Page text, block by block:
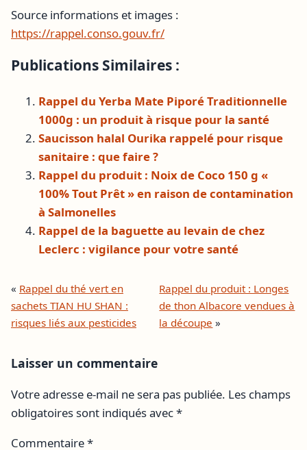
Source informations et images :
https://rappel.conso.gouv.fr/
Publications Similaires :
Rappel du Yerba Mate Piporé Traditionnelle
1000g : un produit à risque pour la santé
Saucisson halal Ourika rappelé pour risque
sanitaire : que faire ?
Rappel du produit : Noix de Coco 150 g «
100% Tout Prêt » en raison de contamination
à Salmonelles
Rappel de la baguette au levain de chez
Leclerc : vigilance pour votre santé
« Rappel du thé vert en
sachets TIAN HU SHAN :
risques liés aux pesticides
Rappel du produit : Longes
de thon Albacore vendues à
la découpe »
Laisser un commentaire
Votre adresse e-mail ne sera pas publiée. Les champs
obligatoires sont indiqués avec*
Commentaire*